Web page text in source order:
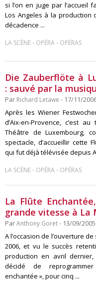
si l’on en juge par l’accueil
Los Angeles à la production
décadence ...
LA SCÈNE- OPÉRA- OPÉRAS
Die Zauberflöte à
: sauvé par la
Par Richard Letawe - 17/11/
Après les Wiener
d’Aix-en-Provence, c’est
Théâtre de Luxembourg,
spectacle, d’accueillir cette
qui fut déjà télévisée depuis
LA SCÈNE- OPÉRA- OPÉRAS
La Flûte
grande vitesse à La
ParAnthony Goret- 13/09/2005
A l’occasion de l’ouverture
2006, et vu le succès
production en avril
décidé de
enchantée », pour cinq ...